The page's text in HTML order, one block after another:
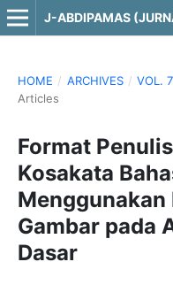
HOME / ARCHIVES / VOL.
Articles
Format
Kosakata
Menggunakan
Gambar pada
Dasar